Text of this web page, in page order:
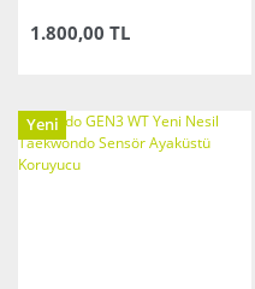
1.800,00 TL
Yeni